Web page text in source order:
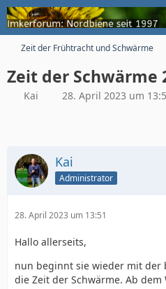
Zeit der Frühtracht und Schwärme
Zeit der Schwärme
Kai 28. April 2023 um
Kai
Administrator
28. April 2023 um 13:51
Hallo allerseits,
nun beginnt sie wieder mit der
die Zeit der Schwärme. Ab